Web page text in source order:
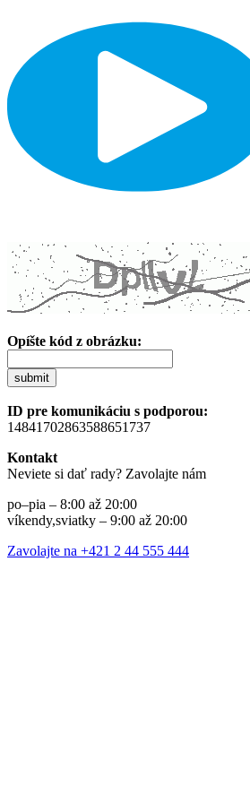
Opíšte kód z obrázku:
submit
ID pre komunikáciu s podporou:
14841702863588651737
Kontakt
Neviete si dať rady? Zavolajte nám
po–pia – 8:00 až 20:00
víkendy,sviatky – 9:00 až 20:00
Zavolajte na +421 2 44 555 444